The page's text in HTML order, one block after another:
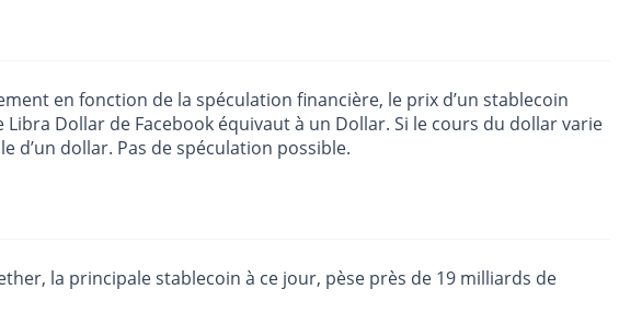
en fonction de la spéculation financière, le prix d’un stablecoin
Dollar de Facebook équivaut à un Dollar. Si le cours du dollar varie
d’un dollar. Pas de spéculation possible.
la principale stablecoin à ce jour, pèse près de 19 milliards de